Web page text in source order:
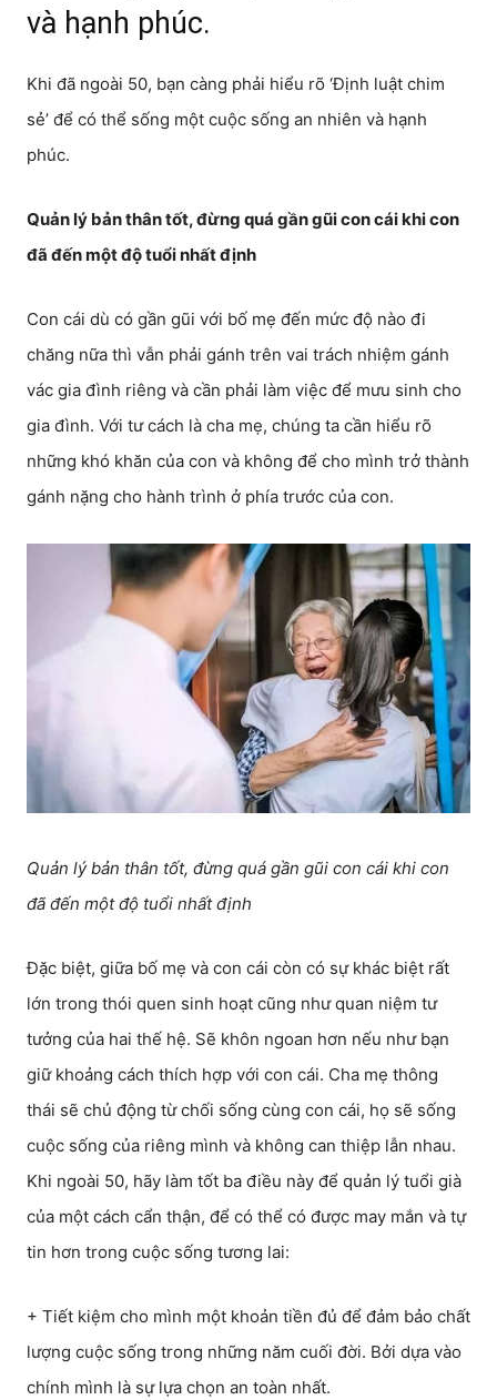
và hạnh phúc.
Khi đã ngoài 50, bạn càng phải hiểu rõ ‘Định luật chim
sẻ’ để có thể sống một cuộc sống an nhiên và hạnh
phúc.
Quản lý bản thân tốt, đừng quá gần gũi con cái khi con
đã đến một độ tuổi nhất định
Con cái dù có gần gũi với bố mẹ đến mức độ nào đi
chăng nữa thì vẫn phải gánh trên vai trách nhiệm gánh
vác gia đình riêng và cần phải làm việc để mưu sinh cho
gia đình. Với tư cách là cha mẹ, chúng ta cần hiểu rõ
những khó khăn của con và không để cho mình trở thành
gánh nặng cho hành trình ở phía trước của con.
Quản lý bản thân tốt, đừng quá gần gũi con cái khi con
đã đến một độ tuổi nhất định
Đặc biệt, giữa bố mẹ và con cái còn có sự khác biệt rất
lớn trong thói quen sinh hoạt cũng như quan niệm tư
tưởng của hai thế hệ. Sẽ khôn ngoan hơn nếu như bạn
giữ khoảng cách thích hợp với con cái. Cha mẹ thông
thái sẽ chủ động từ chối sống cùng con cái, họ sẽ sống
cuộc sống của riêng mình và không can thiệp lẫn nhau.
Khi ngoài 50, hãy làm tốt ba điều này để quản lý tuổi già
của một cách cẩn thận, để có thể có được may mắn và tự
tin hơn trong cuộc sống tương lai:
+ Tiết kiệm cho mình một khoản tiền đủ để đảm bảo chất
lượng cuộc sống trong những năm cuối đời. Bởi dựa vào
chính mình là sự lựa chọn an toàn nhất.